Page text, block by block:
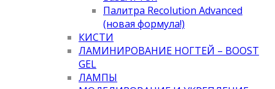
Палитра Recolution Advanced
(новая формула!)
КИСТИ
ЛАМИНИРОВАНИЕ НОГТЕЙ – BOOST
GEL
ЛАМПЫ